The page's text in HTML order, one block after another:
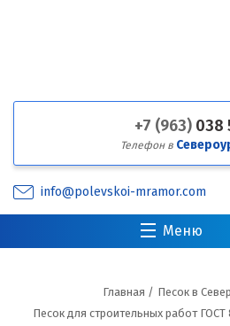
+7 (963) 038
Телефон в
info@polevskoi-mramor.com
Меню
Главная / Песок в
Песок для строительных работ